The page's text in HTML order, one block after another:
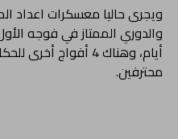
ويجرى حاليا معسكرات اعداد
والدوري الممتاز في فوجه
أيام، وهناك 4
محترفين.